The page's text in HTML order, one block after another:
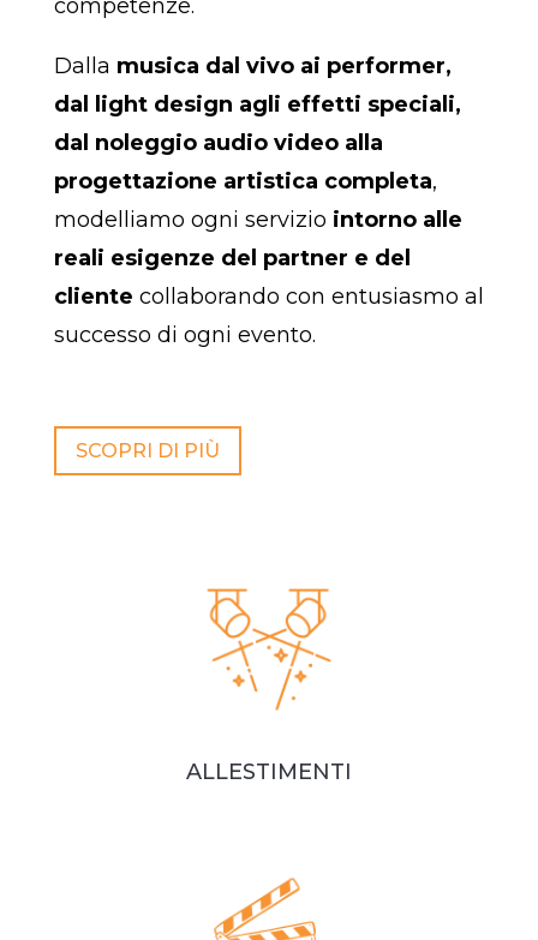
competenze.
Dalla musica dal vivo ai performer,
dal light design agli effetti speciali,
dal noleggio audio video alla
progettazione artistica completa,
modelliamo ogni servizio intorno alle
reali esigenze del partner e del
cliente collaborando con entusiasmo al
successo di ogni evento.
SCOPRI DI PIÙ
ALLESTIMENTI